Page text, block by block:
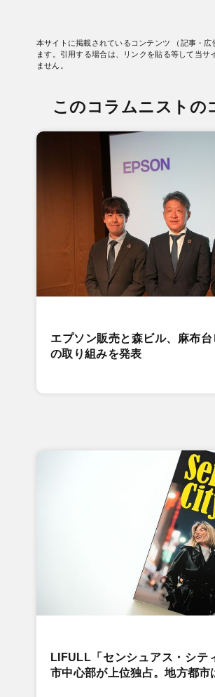
本サイトに掲載されているコンテンツ （記事・
ます。引用する場合は、リンクを貼る等して当
ません。
このコラムニストの
エプソン販売と森ビル、麻布
の取り組みを発表
LIFULL「センシュアス・シテ
市中心部が上位独占。地方都市